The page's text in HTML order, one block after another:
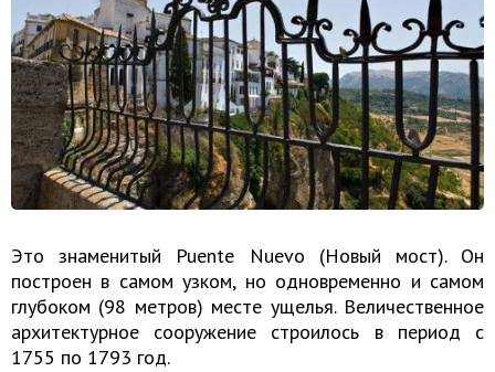
Это знаменитый Puente Nuevo (Новый мост). Он
построен в самом узком, но одновременно и самом
глубоком (98 метров) месте ущелья. Величественное
архитектурное сооружение строилось в период с
1755 по 1793 год.